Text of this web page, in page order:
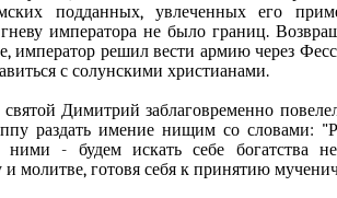
подданных, увлеченных его
императора не было границ.
император решил вести армию через
с солунскими христианами.
Димитрий заблаговременно
раздать имение нищим со словами:
ними - будем искать себе богатства
и молитве, готовя себя к принятию